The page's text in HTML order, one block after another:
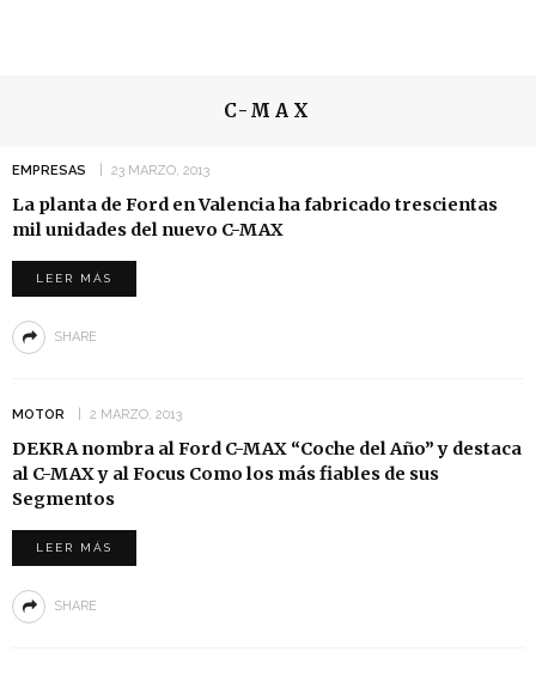
C-MAX
EMPRESAS 23 MARZO, 2013
La planta de Ford en Valencia ha fabricado trescientas
mil unidades del nuevo C-MAX
LEER MÁS
SHARE
MOTOR 2 MARZO, 2013
DEKRA nombra al Ford C-MAX “Coche del Año” y destaca
al C-MAX y al Focus Como los más fiables de sus
Segmentos
LEER MÁS
SHARE